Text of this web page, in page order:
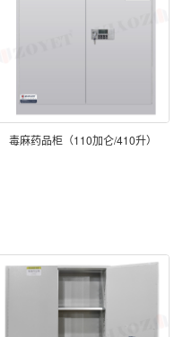
毒麻药品柜（110加仑/410升）